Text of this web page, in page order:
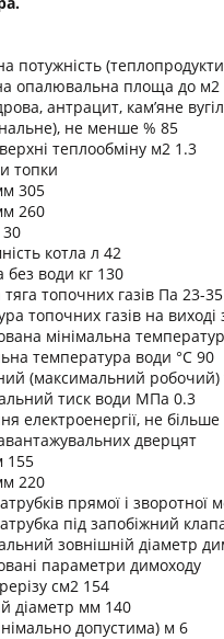
потужність
опалювальна площа до м2
антрацит, кам’яне
не менше % 85
теплообміну м2 1.3
топки
305
260
котла л 42
без води кг 130
тяга топочних газів Па 23-35
топочних газів на виході
мінімальна
температура води °C 90
(максимальний
тиск води МПа 0.3
електроенергії, не
дверцят
155
220
прямої і
під запобіжний
зовнішній діаметр
параметри димоходу
см2 154
діаметр мм 140
допустима) м 6